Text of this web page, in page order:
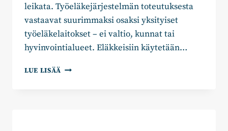
leikata. Työeläkejärjestelmän toteutuksesta
vastaavat suurimmaksi osaksi yksityiset
työeläkelaitokset – ei valtio, kunnat tai
hyvinvointialueet. Eläkkeisiin käytetään…
LUE LISÄÄ SENIORIT